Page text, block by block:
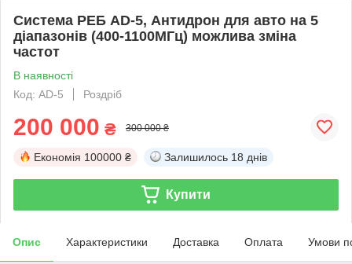
Система РЕБ AD-5, Антидрон для авто на 5
діапазонів (400-1100МГц) можлива зміна
частот
В наявності
Код: AD-5
Роздріб
200 000 ₴ 300 000 ₴
Економія 100000 ₴ Залишилось 18 днів
Купити
Опис Характеристики Доставка Оплата Умови